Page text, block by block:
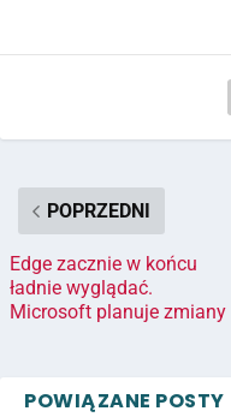
POPRZEDNI
Edge zacznie w końcu
ładnie wyglądać.
Microsoft planuje zmiany
POWIĄZANE POSTY